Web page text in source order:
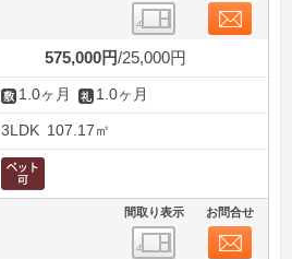
575,000円 25,000円
1.0ヶ月 1.0ヶ月
3LDK 107.17㎡
間取り表示 お問合せ